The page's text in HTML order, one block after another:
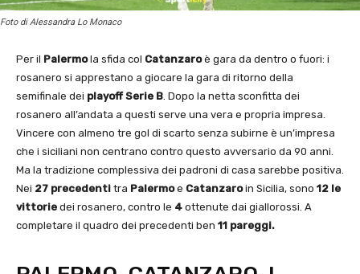
Foto di Alessandra Lo Monaco
Per il Palermola sfida col Catanzaroè gara da dentro o fuori: i
rosanero si apprestano a giocare la gara di ritorno della
semifinale dei playoff Serie B. Dopo la netta sconfitta dei
rosanero all’andata a questi serve una vera e propria impresa.
Vincere con almeno tre gol di scarto senza subirne è un’impresa
che i siciliani non centrano contro questo avversario da 90 anni.
Ma la tradizione complessiva dei padroni di casa sarebbe positiva.
Nei 27 precedenti tra Palermoe Catanzaroin Sicilia, sono 12 le
vittorie dei rosanero, contro le 4 ottenute dai giallorossi. A
completare il quadro dei precedenti ben 11 pareggi.